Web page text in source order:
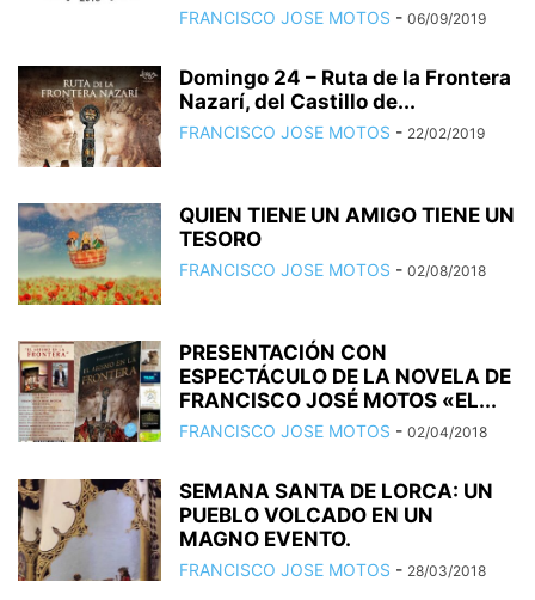
FRANCISCO JOSE MOTOS - 06/09/2019
Domingo 24 – Ruta de la Frontera
Nazarí, del Castillo de...
FRANCISCO JOSE MOTOS - 22/02/2019
QUIEN TIENE UN AMIGO TIENE UN
TESORO
FRANCISCO JOSE MOTOS - 02/08/2018
PRESENTACIÓN CON
ESPECTÁCULO DE LA NOVELA DE
FRANCISCO JOSÉ MOTOS «EL...
FRANCISCO JOSE MOTOS - 02/04/2018
SEMANA SANTA DE LORCA: UN
PUEBLO VOLCADO EN UN
MAGNO EVENTO.
FRANCISCO JOSE MOTOS - 28/03/2018